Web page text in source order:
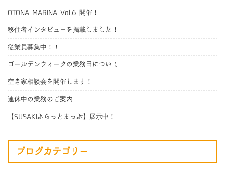
OTONA MARINA Vol.6 開催！
移住者インタビューを掲載しました！
従業員募集中！！
ゴールデンウィークの業務日について
空き家相談会を開催します！
連休中の業務のご案内
【SUSAKIふらっとまっぷ】展示中！
ブログカテゴリー